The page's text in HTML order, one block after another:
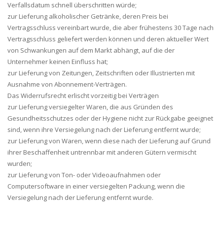
Verfallsdatum schnell überschritten würde;
zur Lieferung alkoholischer Getränke, deren Preis bei
Vertragsschluss vereinbart wurde, die aber frühestens 30 Tage nach
Vertragsschluss geliefert werden können und deren aktueller Wert
von Schwankungen auf dem Markt abhängt, auf die der
Unternehmer keinen Einfluss hat;
zur Lieferung von Zeitungen, Zeitschriften oder Illustrierten mit
Ausnahme von Abonnement-Verträgen.
Das Widerrufsrecht erlischt vorzeitig bei Verträgen
zur Lieferung versiegelter Waren, die aus Gründen des
Gesundheitsschutzes oder der Hygiene nicht zur Rückgabe geeignet
sind, wenn ihre Versiegelung nach der Lieferung entfernt wurde;
zur Lieferung von Waren, wenn diese nach der Lieferung auf Grund
ihrer Beschaffenheit untrennbar mit anderen Gütern vermischt
wurden;
zur Lieferung von Ton- oder Videoaufnahmen oder
Computersoftware in einer versiegelten Packung, wenn die
Versiegelung nach der Lieferung entfernt wurde.